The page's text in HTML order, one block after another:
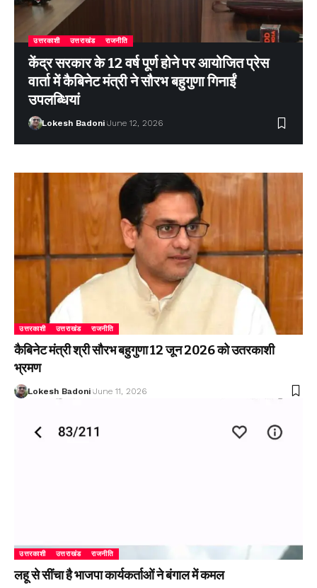
उत्तरकाशी उत्तराखंड राजनीति
केंद्र सरकार के 12 वर्ष पूर्ण होने पर आयोजित प्रेस
वार्ता में कैबिनेट मंत्री ने सौरभ बहुगुणा गिनाईं
उपलब्धियां
Lokesh Badoni June 12, 2026
उत्तरकाशी उत्तराखंड राजनीति
कैबिनेट मंत्री श्री सौरभ बहुगुणा 12 जून 2026 को उतरकाशी
भ्रमण
Lokesh Badoni June 11, 2026
उत्तरकाशी उत्तराखंड राजनीति
लहू से सींचा है भाजपा कार्यकर्ताओं ने बंगाल में कमल